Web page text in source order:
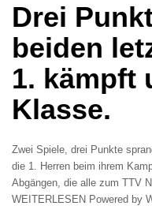
Drei
beiden
1. kämpft
Klasse.
Zwei Spiele, drei Punkte
die 1. Herren beim ihrem
Abgängen, die alle zum TTV
WEITERLESEN Powered by